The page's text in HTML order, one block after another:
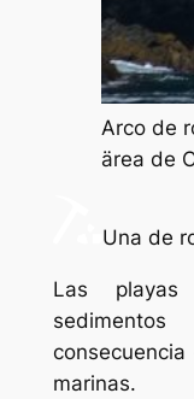
Arco de
ärea de
Una de
Las
marinas.